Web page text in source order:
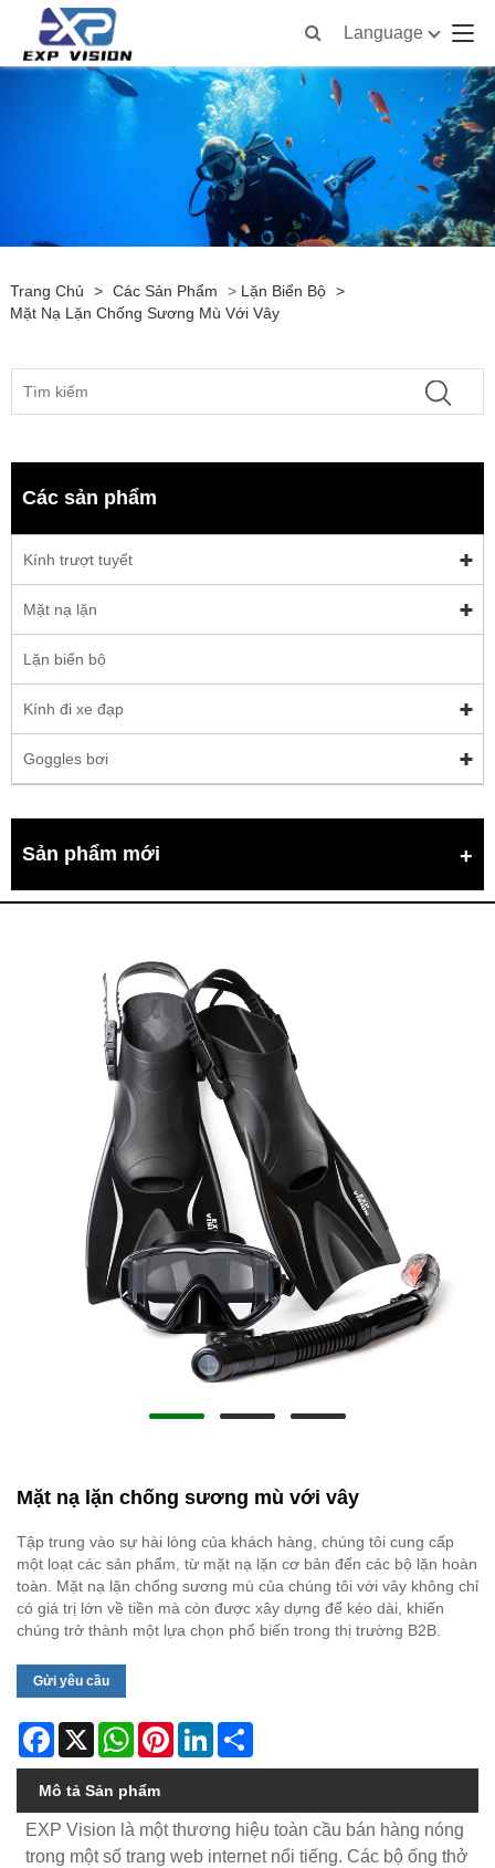
Language
Trang Chủ > Các Sản Phẩm > Lặn Biển Bộ >
Mặt Nạ Lặn Chống Sương Mù Với Vây
Các sản phẩm
Kính trượt tuyết
Mặt nạ lặn
Lặn biển bộ
Kính đi xe đạp
Goggles bơi
Sản phẩm mới
Mặt nạ lặn chống sương mù với vây
Tập trung vào sự hài lòng của khách hàng, chúng tôi cung cấp
một loạt các sản phẩm, từ mặt nạ lặn cơ bản đến các bộ lặn hoàn
toàn. Mặt nạ lặn chống sương mù của chúng tôi với vây không chỉ
có giá trị lớn về tiền mà còn được xây dựng để kéo dài, khiến
chúng trở thành một lựa chọn phổ biến trong thị trường B2B.
Gửi yêu cầu
Facebook
X WhatsAppPinterestLinkedIn
Mô tả Sản phẩm
EXP Vision là một thương hiệu toàn cầu bán hàng nóng
trong một số trang web internet nổi tiếng. Các bộ ống thở